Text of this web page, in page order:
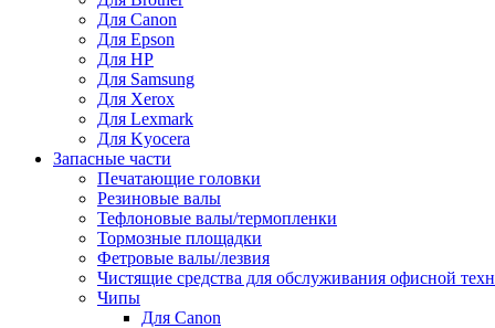
Для Canon
Для Epson
Для HP
Для Samsung
Для Xerox
Для Lexmark
Для Kyocera
Запасные части
Печатающие головки
Резиновые валы
Тефлоновые валы/термопленки
Тормозные площадки
Фетровые валы/лезвия
Чистящие средства для обслуживания офисной
Чипы
Для Canon